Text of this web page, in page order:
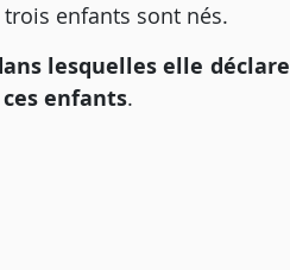
trois enfants sont nés.
lesquelles elle déclare
enfants.